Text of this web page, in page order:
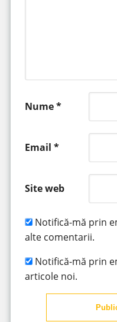
Nume*
Email *
Site web
Notifică-mă prin
alte comentarii.
Notifică-mă prin
articole noi.